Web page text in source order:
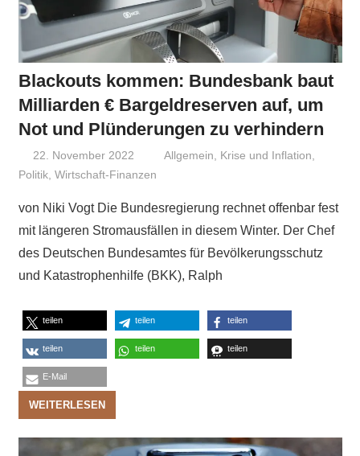
Blackouts kommen: Bundesbank baut
Milliarden € Bargeldreserven auf, um
Not und Plünderungen zu verhindern
22. November 2022 Niki Vogt
Allgemein, Krise und Inflation,
Politik, Wirtschaft-Finanzen
von Niki Vogt Die Bundesregierung rechnet offenbar fest
mit längeren Stromausfällen in diesem Winter. Der Chef
des Deutschen Bundesamtes für Bevölkerungsschutz
und Katastrophenhilfe (BKK), Ralph
teilen teilen teilen
teilen teilen teilen
E-Mail
WEITERLESEN